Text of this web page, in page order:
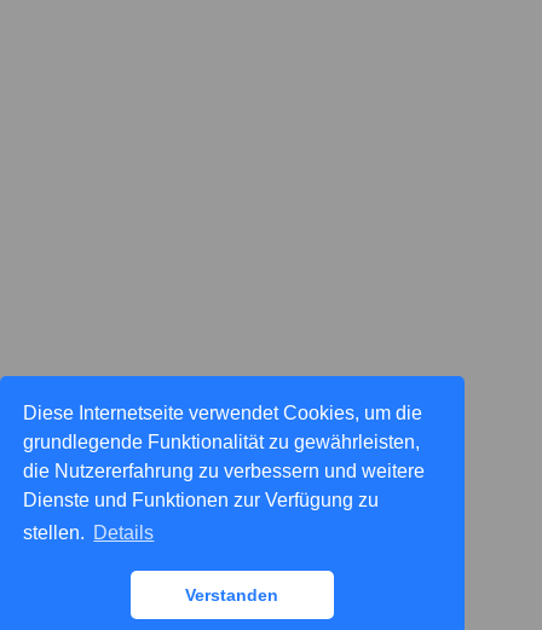
Diese Internetseite verwendet Cookies, um die
grundlegende Funktionalität zu gewährleisten,
die Nutzererfahrung zu verbessern und weitere
Dienste und Funktionen zur Verfügung zu
stellen. Details
Verstanden